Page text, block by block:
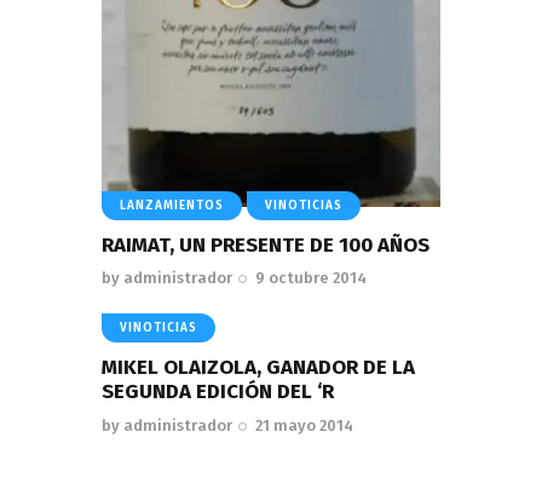
LANZAMIENTOS VINOTICIAS
RAIMAT, UN PRESENTE DE 100 AÑOS
by administrador 9 octubre 2014
VINOTICIAS
MIKEL OLAIZOLA, GANADOR DE LA
SEGUNDA EDICIÓN DEL ‘R
by administrador 21 mayo 2014